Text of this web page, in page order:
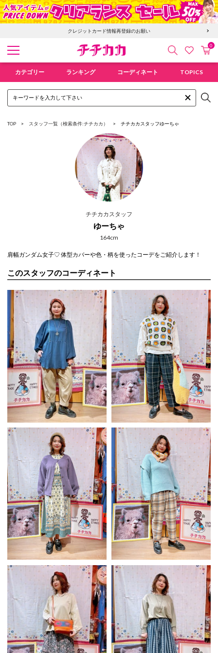
クレジットカード情報再登録のお願い
検索 お気にカ
0
カテゴリー ランキング コーディネート TOPICS
TOP スタッフ一覧（検索条件:チチカカ） チチカカスタッフゆーちゃ
チチカカスタッフ
ゆーちゃ
164cm
肩幅ガンダム女子♡ 体型カバーや色・柄を使ったコーデをご紹介します！
このスタッフのコーディネート